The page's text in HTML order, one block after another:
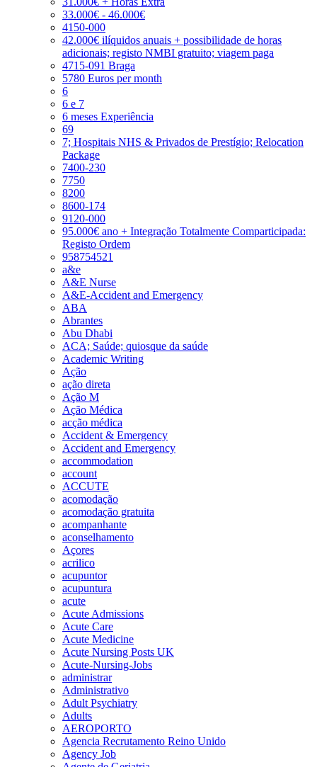
33.000€ - 46.000€
4150-000
42.000€ ilíquidos anuais + possibilidade de horas
adicionais; registo NMBI gratuito; viagem paga
4715-091 Braga
5780 Euros per month
6
6 e 7
6 meses Experiência
69
7; Hospitais NHS & Privados de Prestígio; Relocation
Package
7400-230
7750
8200
8600-174
9120-000
95.000€ ano + Integração Totalmente Comparticipada:
Registo Ordem
958754521
a&e
A&E Nurse
A&E-Accident and Emergency
ABA
Abrantes
Abu Dhabi
ACA; Saúde; quiosque da saúde
Academic Writing
Ação
ação direta
Ação M
Ação Médica
acção médica
Accident & Emergency
Accident and Emergency
accommodation
account
ACCUTE
acomodação
acomodação gratuita
acompanhante
aconselhamento
Açores
acrilico
acupuntor
acupuntura
acute
Acute Admissions
Acute Care
Acute Medicine
Acute Nursing Posts UK
Acute-Nursing-Jobs
administrar
Administrativo
Adult Psychiatry
Adults
AEROPORTO
Agencia Recrutamento Reino Unido
Agency Job